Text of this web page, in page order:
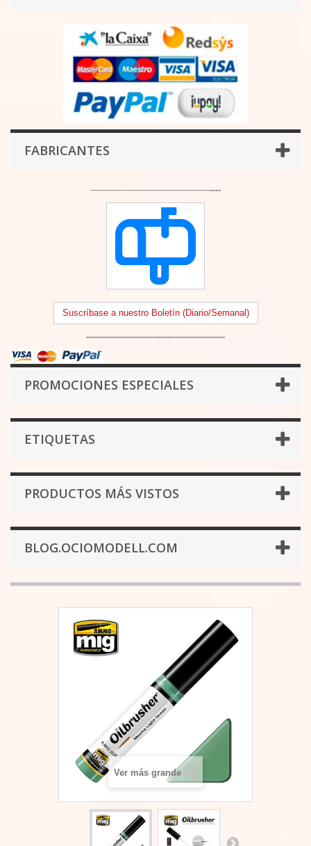
FABRICANTES
-----------------------------------------------
Suscríbase a nuestro Boletín (Diario/Semanal)
--------------------------------------------------
PROMOCIONES ESPECIALES
ETIQUETAS
PRODUCTOS MÁS VISTOS
BLOG.OCIOMODELL.COM
Ver más grande